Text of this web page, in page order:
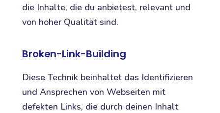
die Inhalte, die du anbietest, relevant und
von hoher Qualität sind.
Broken-Link-Building
Diese Technik beinhaltet das Identifizieren
und Ansprechen von Webseiten mit
defekten Links, die durch deinen Inhalt